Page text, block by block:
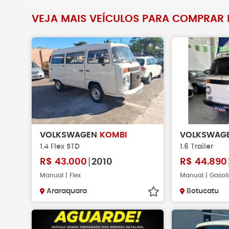
VEJA MAIS VEÍCULOS PARA
VOLKSWAGEN KOMBI
1.4 Flex STD
R$ 43.000 2010
Manual | Flex
Araraquara
1.6 Trailer
R$ 44.890
Manual |
Botucatu
Não faça
verificar se o